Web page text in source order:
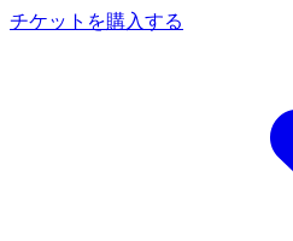
チケットを購入する